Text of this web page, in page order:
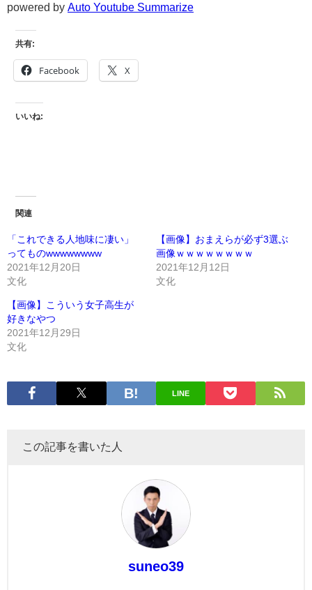
powered by Auto Youtube Summarize
共有:
Facebook X
いいね:
関連
「これできる人地味に凄い」
ってものwwwwwwww
2021年12月20日
文化
【画像】おまえらが必ず3選ぶ
画像ｗｗｗｗｗｗｗｗ
2021年12月12日
文化
【画像】こういう女子高生が
好きなやつ
2021年12月29日
文化
LINE
この記事を書いた人
suneo39